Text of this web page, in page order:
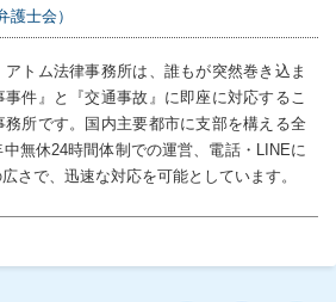
護士会）
トム法律事務所は、誰もが突然巻き込ま
件』と『交通事故』に即座に対応するこ
務所です。国内主要都市に支部を構える全
無休24時間体制での運営、電話・LINEに
さで、迅速な対応を可能としています。